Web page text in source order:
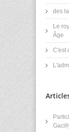
des
Le
Âge
C'est